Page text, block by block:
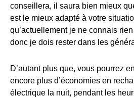
conseillera, il saura bien mieux
est le mieux adapté à votre
qu’actuellement je ne connais
donc je dois rester dans les
D’autant plus que, vous pourrez
encore plus d’économies en
électrique la nuit, pendant les